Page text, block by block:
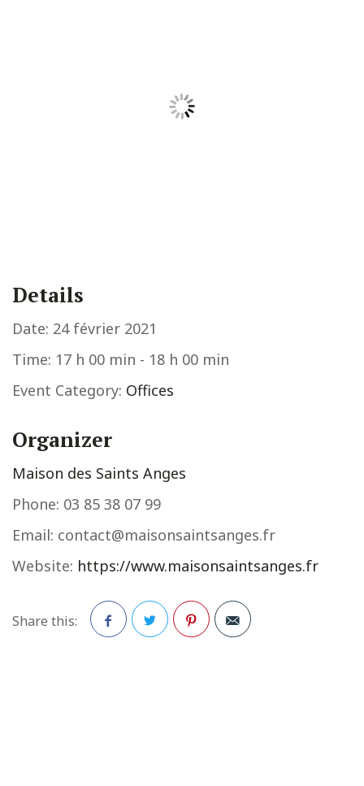
Details
Date: 24 février 2021
Time: 17 h 00 min - 18 h 00 min
Event Category: Offices
Organizer
Maison des Saints Anges
Phone: 03 85 38 07 99
Email: contact@maisonsaintsanges.fr
Website: https://www.maisonsaintsanges.fr
Share this: